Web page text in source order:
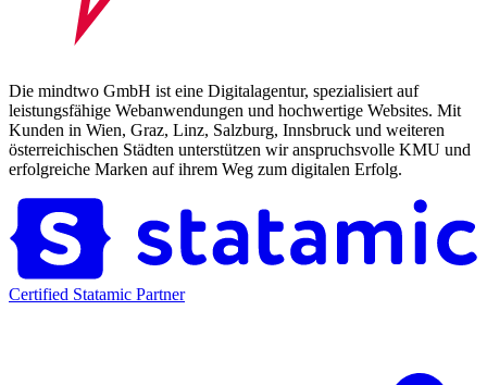
Die mindtwo GmbH ist eine Digitalagentur, spezialisiert auf
leistungsfähige Webanwendungen und hochwertige Websites. Mit
Kunden in Wien, Graz, Linz, Salzburg, Innsbruck und weiteren
österreichischen Städten unterstützen wir anspruchsvolle KMU und
erfolgreiche Marken auf ihrem Weg zum digitalen Erfolg.
Certified Statamic Partner